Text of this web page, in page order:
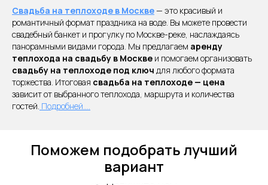
Свадьба на теплоходе в Москве— это красивый и
романтичный формат праздника на воде. Вы можете провести
свадебный банкет и прогулку по Москве-реке, наслаждаясь
панорамными видами города. Мы предлагаем аренду
теплохода на свадьбу в Москве и помогаем организовать
свадьбу на теплоходе под ключ для любого формата
торжества. Итоговая свадьба на теплоходе — цена
зависит от выбранного теплохода, маршрута и количества
гостей. Подробней....
Поможем подобрать лучший
вариант